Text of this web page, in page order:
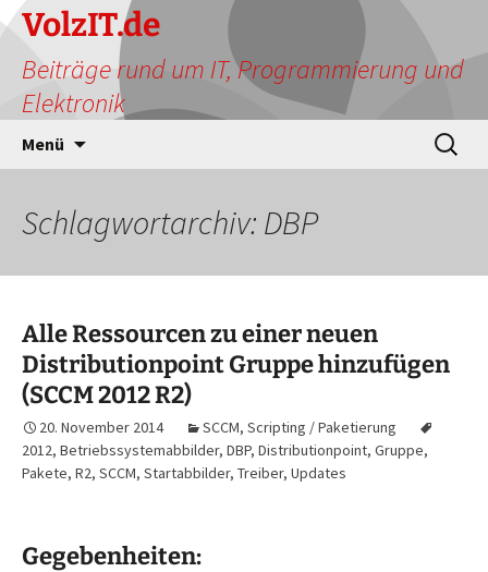
Zum
Inhalt
springen
VolzIT.de
Beiträge rund um IT, Programmierung und
Elektronik
Menü
Suchen
nach:
Schlagwortarchiv: DBP
Alle Ressourcen zu einer neuen
Distributionpoint Gruppe hinzufügen
(SCCM 2012 R2)
20. November 2014 SCCM, Scripting / Paketierung
2012, Betriebssystemabbilder, DBP, Distributionpoint, Gruppe,
Pakete, R2, SCCM, Startabbilder, Treiber, Updates
Gegebenheiten: